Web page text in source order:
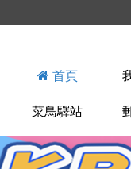
首頁
菜鳥驛站